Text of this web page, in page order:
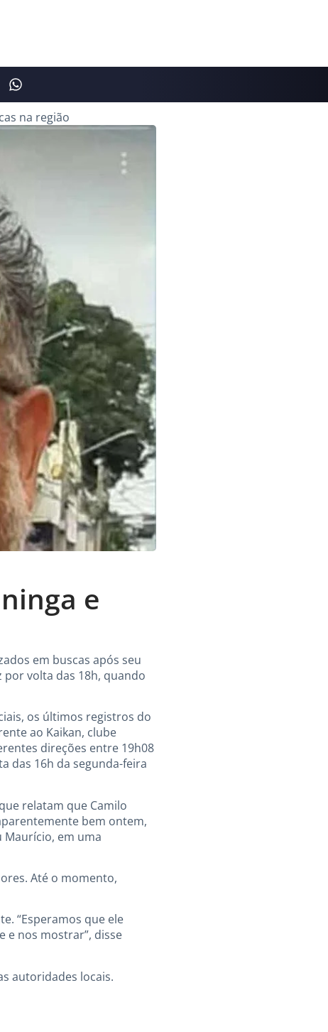
na região
e
em buscas após seu
volta das 18h, quando
os últimos registros do
ao Kaikan, clube
direções entre 19h08
das 16h da segunda-feira
relatam que Camilo
bem ontem,
Maurício, em uma
Até o momento,
“Esperamos que ele
e nos mostrar”, disse
autoridades locais.